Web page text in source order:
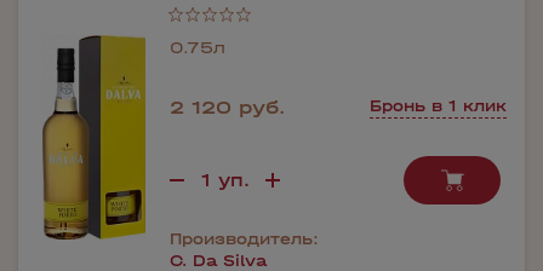
0.75л
2 120 руб. Бронь в 1 клик
Производитель:
C. Da Silva